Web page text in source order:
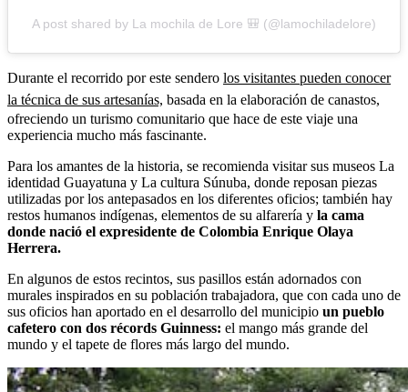
A post shared by La mochila de Lore 🎒 (@lamochiladelore)
Durante el recorrido por este sendero los visitantes pueden conocer
la técnica de sus artesanías, basada en la elaboración de canastos,
ofreciendo un turismo comunitario que hace de este viaje una
experiencia mucho más fascinante.
Para los amantes de la historia, se recomienda visitar sus museos La
identidad Guayatuna y La cultura Súnuba, donde reposan piezas
utilizadas por los antepasados en los diferentes oficios; también hay
restos humanos indígenas, elementos de su alfarería y la cama
donde nació el expresidente de Colombia Enrique Olaya
Herrera.
En algunos de estos recintos, sus pasillos están adornados con
murales inspirados en su población trabajadora, que con cada uno de
sus oficios han aportado en el desarrollo del municipio un pueblo
cafetero con dos récords Guinness: el mango más grande del
mundo y el tapete de flores más largo del mundo.